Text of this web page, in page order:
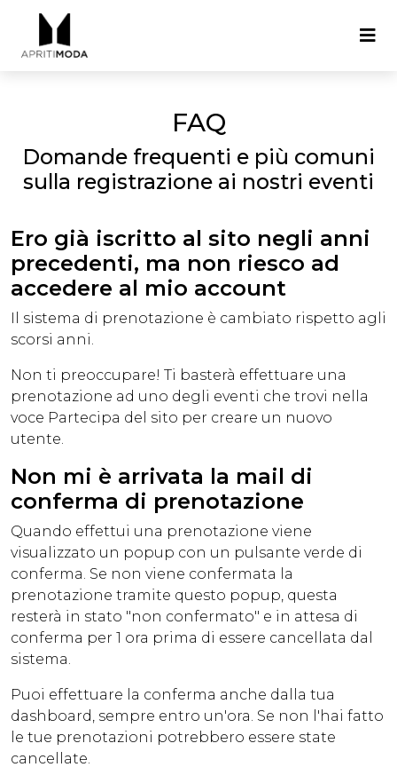
FAQ
Domande frequenti e più comuni
sulla registrazione ai nostri eventi
Ero già iscritto al sito negli anni
precedenti, ma non riesco ad
accedere al mio account
Il sistema di prenotazione è cambiato rispetto agli
scorsi anni.
Non ti preoccupare! Ti basterà effettuare una
prenotazione ad uno degli eventi che trovi nella
voce Partecipa del sito per creare un nuovo
utente.
Non mi è arrivata la mail di
conferma di prenotazione
Quando effettui una prenotazione viene
visualizzato un popup con un pulsante verde di
conferma. Se non viene confermata la
prenotazione tramite questo popup, questa
resterà in stato "non confermato" e in attesa di
conferma per 1 ora prima di essere cancellata dal
sistema.
Puoi effettuare la conferma anche dalla tua
dashboard, sempre entro un'ora. Se non l'hai fatto
le tue prenotazioni potrebbero essere state
cancellate.